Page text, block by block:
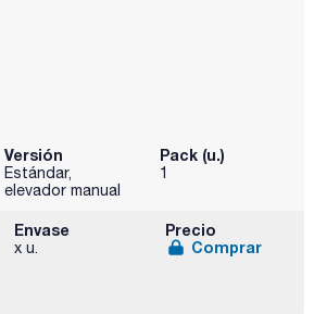
Versión
Estándar,
elevador manual
Pack (u.)
1
Envase
x u.
Precio
Comprar